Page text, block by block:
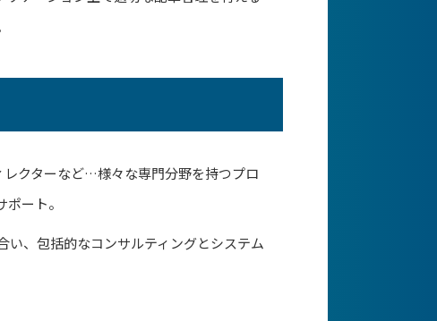
クターなど…様々な専門分野を持つプロ
ート。
い、包括的なコンサルティングとシステム